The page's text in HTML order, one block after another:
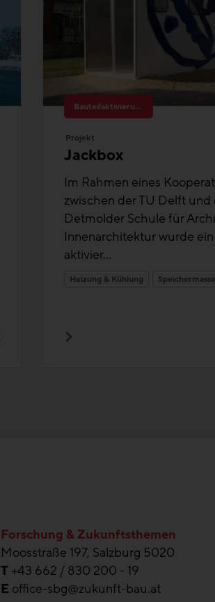
Bauteilaktivierung
Projekt
Jackbox
Im Rahmen eines
zwischen der TU Delft und
Detmolder Schule für
Innenarchitektur wurde
aktivier...
Heizung & Kühlung Speichermasse
Forschung & Zukunftsthemen
Moosstraße 197, Salzburg 5020
T +43 662 / 830 200 - 19
E office-sbg@zukunft-bau.at